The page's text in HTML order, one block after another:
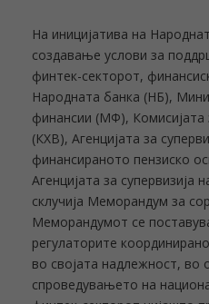
На иницијатива на
создавање услови за
финтек-секторот,
Народната банка (НБ),
финансии (МФ), Комисијата
(КХВ), Агенцијата за
финансираното пензиско
Агенцијата за супервизија
склучија Меморандум за
Меморандумот се
регулаторите
во својата надлежност, во
спроведувањето на